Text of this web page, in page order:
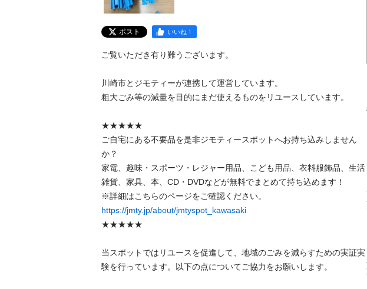
ポスト いいね！
ご覧いただき有り難うございます。
川崎市とジモティーが連携して運営しています。
粗⼤ごみ等の減量を⽬的にまだ使えるものをリユースしています。
★★★★★
ご自宅にある不要品を是非ジモティースポットへお持ち込みしません
か？
家電、趣味・スポーツ・レジャー用品、こども用品、衣料服飾品、生活
雑貨、家具、本、CD・DVDなどが無料でまとめて持ち込めます！
https://jmty.jp/about/jmtyspot_kawasaki
★★★★★
当スポットではリユースを促進して、地域のごみを減らすための実証実
験を行っています。以下の点についてご協力をお願いします。